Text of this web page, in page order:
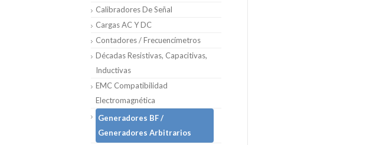
Calibradores De Señal
Cargas AC Y DC
Contadores / Frecuencímetros
Décadas Resistivas, Capacitivas,
Inductivas
EMC Compatibilidad
Electromagnética
Generadores BF /
Generadores Arbitrarios